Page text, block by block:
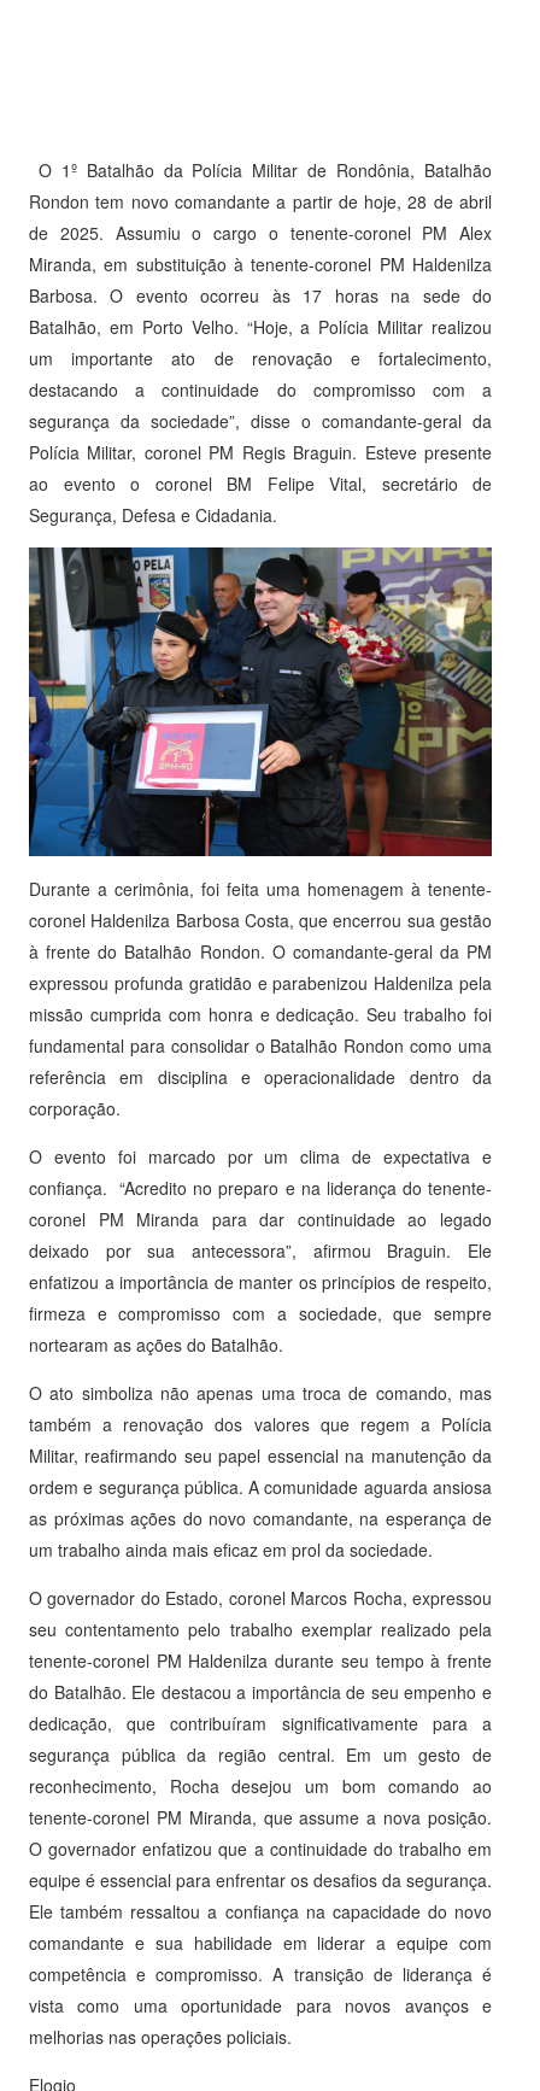
O 1º Batalhão da Polícia Militar de Rondônia, Batalhão
Rondon tem novo comandante a partir de hoje, 28 de abril
de 2025. Assumiu o cargo o tenente-coronel PM Alex
Miranda, em substituição à tenente-coronel PM Haldenilza
Barbosa. O evento ocorreu às 17 horas na sede do
Batalhão, em Porto Velho. “Hoje, a Polícia Militar realizou
um importante ato de renovação e fortalecimento,
destacando a continuidade do compromisso com a
segurança da sociedade”, disse o comandante-geral da
Polícia Militar, coronel PM Regis Braguin. Esteve presente
ao evento o coronel BM Felipe Vital, secretário de
Segurança, Defesa e Cidadania.
Durante a cerimônia, foi feita uma homenagem à tenente-
coronel Haldenilza Barbosa Costa, que encerrou sua gestão
à frente do Batalhão Rondon. O comandante-geral da PM
expressou profunda gratidão e parabenizou Haldenilza pela
missão cumprida com honra e dedicação. Seu trabalho foi
fundamental para consolidar o Batalhão Rondon como uma
referência em disciplina e operacionalidade dentro da
corporação.
O evento foi marcado por um clima de expectativa e
confiança. “Acredito no preparo e na liderança do tenente-
coronel PM Miranda para dar continuidade ao legado
deixado por sua antecessora”, afirmou Braguin. Ele
enfatizou a importância de manter os princípios de respeito,
firmeza e compromisso com a sociedade, que sempre
nortearam as ações do Batalhão.
O ato simboliza não apenas uma troca de comando, mas
também a renovação dos valores que regem a Polícia
Militar, reafirmando seu papel essencial na manutenção da
ordem e segurança pública. A comunidade aguarda ansiosa
as próximas ações do novo comandante, na esperança de
um trabalho ainda mais eficaz em prol da sociedade.
O governador do Estado, coronel Marcos Rocha, expressou
seu contentamento pelo trabalho exemplar realizado pela
tenente-coronel PM Haldenilza durante seu tempo à frente
do Batalhão. Ele destacou a importância de seu empenho e
dedicação, que contribuíram significativamente para a
segurança pública da região central. Em um gesto de
reconhecimento, Rocha desejou um bom comando ao
tenente-coronel PM Miranda, que assume a nova posição.
O governador enfatizou que a continuidade do trabalho em
equipe é essencial para enfrentar os desafios da segurança.
Ele também ressaltou a confiança na capacidade do novo
comandante e sua habilidade em liderar a equipe com
competência e compromisso. A transição de liderança é
vista como uma oportunidade para novos avanços e
melhorias nas operações policiais.
Elogio